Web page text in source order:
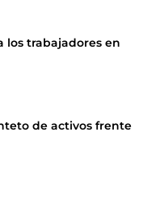
los trabajadores en
de activos frente